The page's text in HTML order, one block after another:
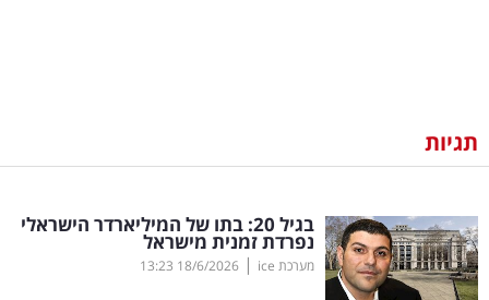
וצרכנות
דיגיטל
וטק
תגיות
בגיל 20: בתו של המיליארדר הישראלי
נפרדת זמנית מישראל
מערכת ice |
18/6/2026
13:23